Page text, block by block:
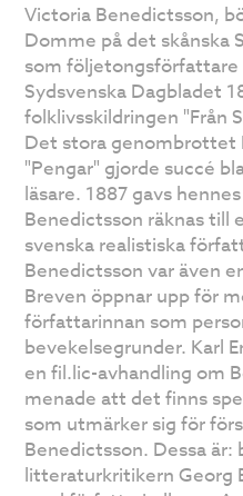
Victoria Benedictsson,
Domme på det skånska
som följetongsförfattare
Sydsvenska Dagbladet
folklivsskildringen "Från
Det stora genombrottet
"Pengar" gjorde succé
läsare. 1887 gavs
Benedictsson räknas till
svenska realistiska
Benedictsson var även
Breven öppnar upp för
författarinnan som
bevekelsegrunder. Karl
en fil.lic-avhandling om
menade att det finns
som utmärker sig för
Benedictsson. Dessa
litteraturkritikern Georg